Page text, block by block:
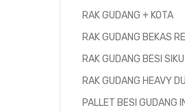
RAK GUDANG + KOTA
RAK GUDANG BEKAS
RAK GUDANG BESI SIKU
RAK GUDANG HEAVY
PALLET BESI GUDANG